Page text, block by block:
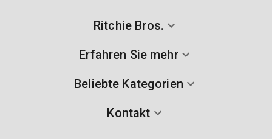
Ritchie Bros.
Erfahren Sie mehr
Beliebte Kategorien
Kontakt